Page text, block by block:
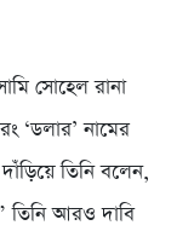
সোহেল রানা
‘ডলার’ নামের
তিনি বলেন,
তিনি আরও দাবি